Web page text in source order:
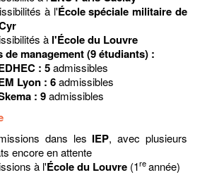
à l'École spéciale militaire de
à l'École du Louvre
de management (9 étudiants) :
: 5admissibles
Lyon : 6admissibles
: 9admissibles
dans les IEP, avec plusieurs
encore en attente
à l'École du Louvre (1reannée)